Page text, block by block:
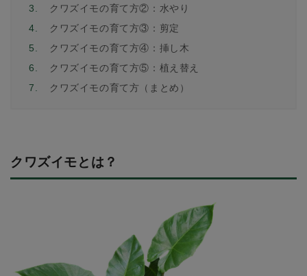
3.
クワズイモの育て方②：水やり
4.
クワズイモの育て方③：剪定
5.
クワズイモの育て方④：挿し木
6.
クワズイモの育て方⑤：植え替え
7.
クワズイモの育て方（まとめ）
クワズイモとは？